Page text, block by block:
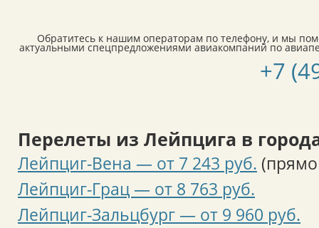
Обратитесь к нашим операторам по телефону, и мы
актуальными спецпредложениями авиакомпаний по
+7
Перелеты из Лейпцига в
Лейпциг-Вена — от 7 243 руб.
Лейпциг-Грац — от 8 763 руб.
Лейпциг-Зальцбург — от 9 960 руб.